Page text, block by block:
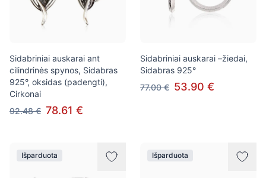
Sidabriniai auskarai ant
cilindrinės spynos, Sidabras
925°, oksidas (padengti),
Cirkonai
92.48 € 78.61 €
Sidabriniai auskarai –žiedai,
Sidabras 925°
77.00 € 53.90 €
Išparduota Išparduota